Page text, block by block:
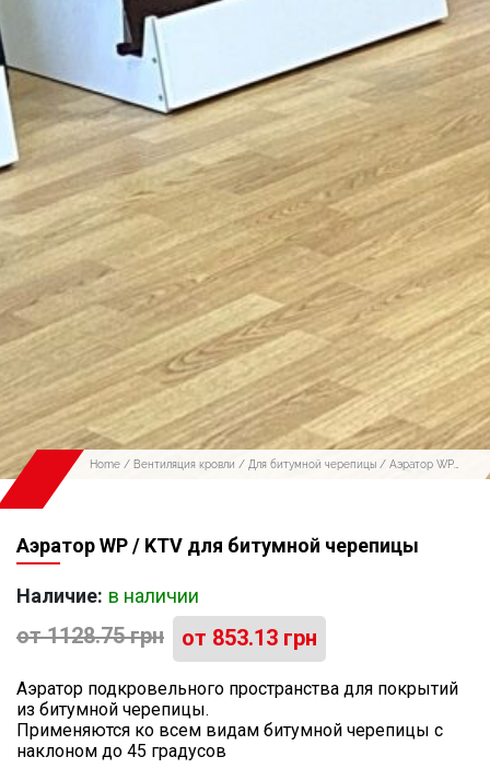
Home / Вентиляция кровли / Для битумной черепицы / Аэратор WP
Аэратор WP / KTV для битумной черепицы
Наличие: в наличии
от1128.75грн от 853.13 грн
Аэратор подкровельного пространства для покрытий
из битумной черепицы.
Применяются ко всем видам битумной черепицы с
наклоном до 45 градусов